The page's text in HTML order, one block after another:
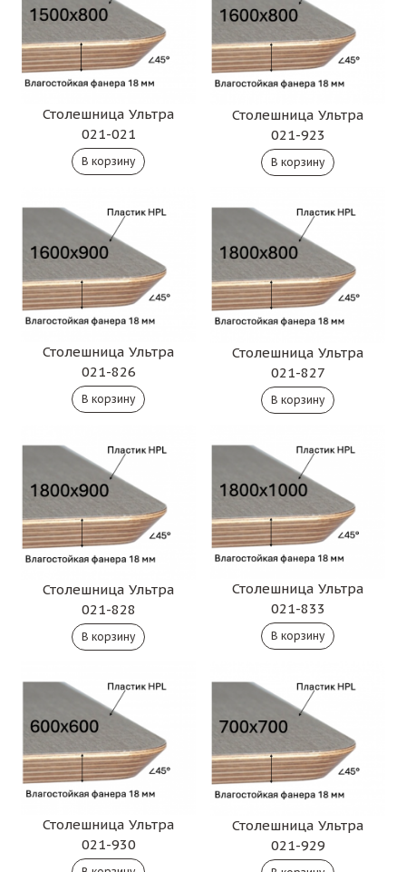
Столешница Ультра
021-021
Столешница Ультра
021-923
Столешница Ультра
021-826
Столешница Ультра
021-827
Столешница Ультра
021-828
Столешница Ультра
021-833
Столешница Ультра
021-930
Столешница Ультра
021-929